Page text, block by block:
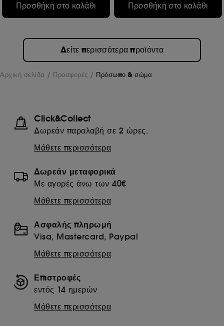
Προσθήκη στο καλάθι Προσθήκη στο καλάθι
Δείτε περισσότερα προϊόντα
Αρχική σελίδα Προσφορές Πρόσωπο & σώμα
Click&Collect
Δωρεάν παραλαβή σε 2 ώρες.
Μάθετε περισσότερα
Δωρεάν μεταφορικά
Με αγορές άνω των 40€
Μάθετε περισσότερα
Ασφαλής πληρωμή
Visa, Mastercard, Paypal
Μάθετε περισσότερα
Επιστροφές
εντός 14 ημερών
Μάθετε περισσότερα